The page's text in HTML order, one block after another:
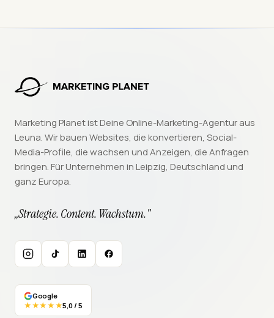
Marketing Planet ist Deine Online-Marketing-Agentur aus
Leuna. Wir bauen Websites, die konvertieren, Social-
Media-Profile, die wachsen und Anzeigen, die Anfragen
bringen. Für Unternehmen in Leipzig, Deutschland und
ganz Europa.
„Strategie. Content. Wachstum."
InstagramTikTokLinkedInFacebook
Google
★★★★★5,0 / 5